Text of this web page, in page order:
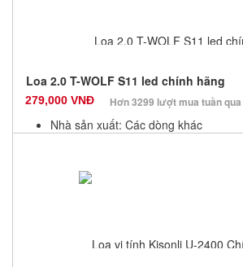
Loa 2.0 T-WOLF S11 led chính hãng
279,000 VNĐ Hơn 3299 lượt mua tuần qua
Nhà sản xuất: Các dòng khác
Số lượng: 100